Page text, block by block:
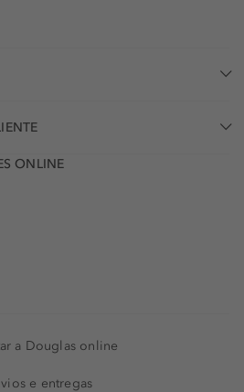
ONLINE
a Douglas online
e entregas